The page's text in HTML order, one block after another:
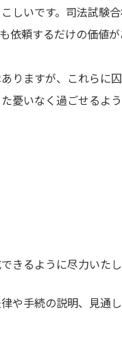
しいです。司法試験
依頼するだけの価値
りますが、これらに
憂いなく過ごせるよ
きるように尽力いた
や手続の説明、見通